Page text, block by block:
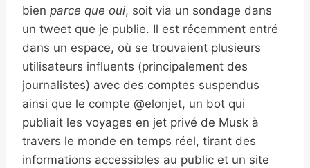
bien parce que oui, soit via un sondage dans
un tweet que je publie. Il est récemment entré
dans un espace, où se trouvaient plusieurs
utilisateurs influents (principalement des
journalistes) avec des comptes suspendus
ainsi que le compte @elonjet, un bot qui
publiait les voyages en jet privé de Musk à
travers le monde en temps réel, tirant des
informations accessibles au public et un site